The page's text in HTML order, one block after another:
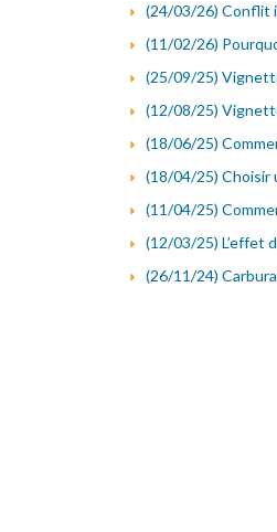
(24/03/26) Conflit
(11/02/26)
(25/09/25)
(12/08/25)
(18/06/25)
(18/04/25) Choisir
(11/04/25)
(12/03/25) L’effet
(26/11/24)